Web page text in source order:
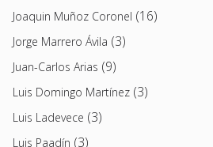
Joaquin Muñoz Coronel (16)
Jorge Marrero Ávila (3)
Juan-Carlos Arias (9)
Luis Domingo Martínez (3)
Luis Ladevece (3)
Luis Paadín (3)